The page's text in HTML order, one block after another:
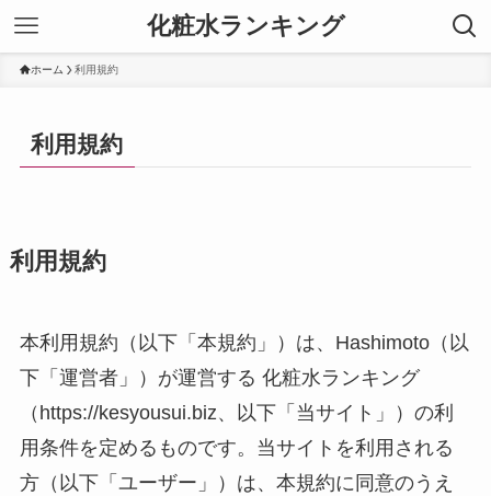
化粧水ランキング
ホーム 利用規約
利用規約
利用規約
本利用規約（以下「本規約」）は、Hashimoto（以
下「運営者」）が運営する 化粧水ランキング
（https://kesyousui.biz、以下「当サイト」）の利
用条件を定めるものです。当サイトを利用される
方（以下「ユーザー」）は、本規約に同意のうえ